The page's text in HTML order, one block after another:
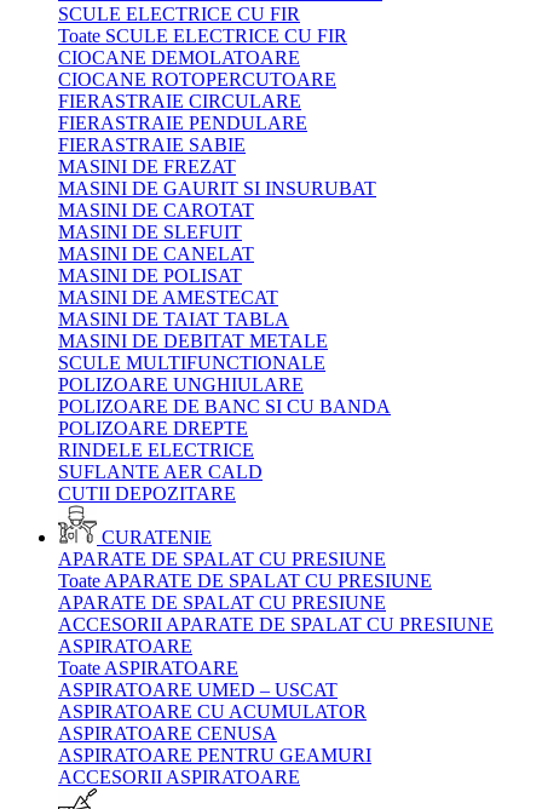
SCULE ELECTRICE CU FIR
Toate SCULE ELECTRICE CU FIR
CIOCANE DEMOLATOARE
CIOCANE ROTOPERCUTOARE
FIERASTRAIE CIRCULARE
FIERASTRAIE PENDULARE
FIERASTRAIE SABIE
MASINI DE FREZAT
MASINI DE GAURIT SI INSURUBAT
MASINI DE CAROTAT
MASINI DE SLEFUIT
MASINI DE CANELAT
MASINI DE POLISAT
MASINI DE AMESTECAT
MASINI DE TAIAT TABLA
MASINI DE DEBITAT METALE
SCULE MULTIFUNCTIONALE
POLIZOARE UNGHIULARE
POLIZOARE DE BANC SI CU BANDA
POLIZOARE DREPTE
RINDELE ELECTRICE
SUFLANTE AER CALD
CUTII DEPOZITARE
CURATENIE
APARATE DE SPALAT CU PRESIUNE
Toate APARATE DE SPALAT CU PRESIUNE
APARATE DE SPALAT CU PRESIUNE
ACCESORII APARATE DE SPALAT CU PRESIUNE
ASPIRATOARE
Toate ASPIRATOARE
ASPIRATOARE UMED – USCAT
ASPIRATOARE CU ACUMULATOR
ASPIRATOARE CENUSA
ASPIRATOARE PENTRU GEAMURI
ACCESORII ASPIRATOARE